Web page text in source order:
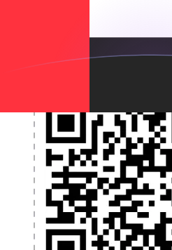
l'application dès aujourd'hui !